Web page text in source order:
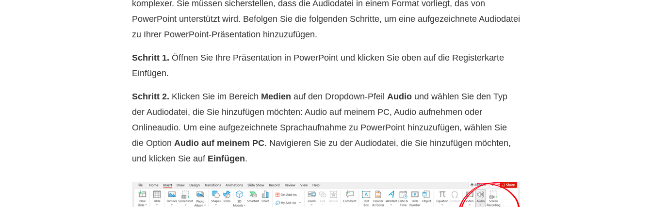
komplexer. Sie müssen sicherstellen, dass die Audiodatei in einem Format vorliegt, das von
PowerPoint unterstützt wird. Befolgen Sie die folgenden Schritte, um eine aufgezeichnete Audiodatei
zu Ihrer PowerPoint-Präsentation hinzuzufügen.
Schritt 1. Öffnen Sie Ihre Präsentation in PowerPoint und klicken Sie oben auf die Registerkarte
Einfügen.
Schritt 2. Klicken Sie im Bereich Medien auf den Dropdown-Pfeil Audio und wählen Sie den Typ
der Audiodatei, die Sie hinzufügen möchten: Audio auf meinem PC, Audio aufnehmen oder
Onlineaudio. Um eine aufgezeichnete Sprachaufnahme zu PowerPoint hinzuzufügen, wählen Sie
die Option Audio auf meinem PC. Navigieren Sie zu der Audiodatei, die Sie hinzufügen möchten,
und klicken Sie auf Einfügen.